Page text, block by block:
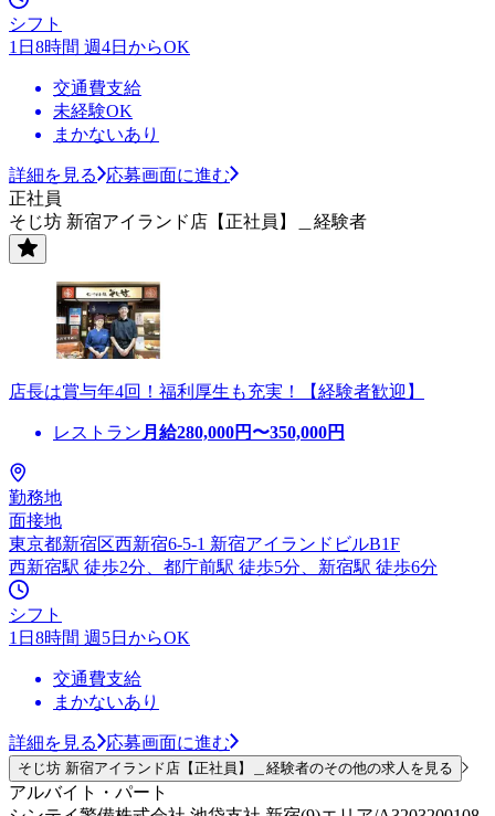
シフト
1日8時間 週4日からOK
交通費支給
未経験OK
まかないあり
詳細を見る
応募画面に進む
正社員
そじ坊 新宿アイランド店【正社員】＿経験者
店長は賞与年4回！福利厚生も充実！【経験者歓迎】
レストラン 月給280,000円〜350,000円
勤務地
面接地
東京都新宿区西新宿6-5-1 新宿アイランドビルB1F
西新宿駅 徒歩2分、都庁前駅 徒歩5分、新宿駅 徒歩6分
シフト
1日8時間 週5日からOK
交通費支給
まかないあり
詳細を見る 応募画面に進む
そじ坊 新宿アイランド店【正社員】＿経験者のその他の求人を見る
アルバイト・パート